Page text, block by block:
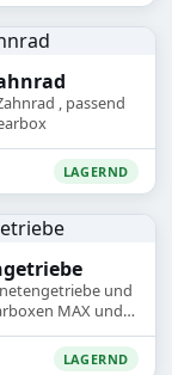
, passend
LAGERND
und
MAX und
LAGERND